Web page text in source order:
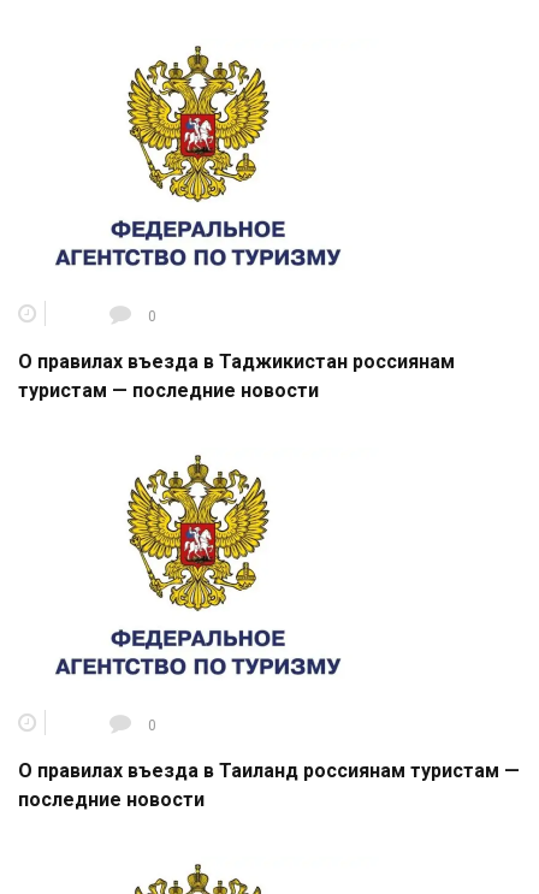
0
О правилах въезда в Таджикистан россиянам
туристам — последние новости
0
О правилах въезда в Таиланд россиянам туристам —
последние новости